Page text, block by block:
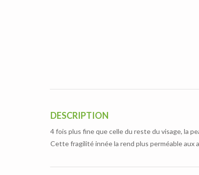
DESCRIPTION
4 fois plus fine que celle du reste du visage, la
Cette fragilité innée la rend plus perméable aux